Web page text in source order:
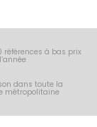
famille.
références à bas prix
dans toute la
métropolitaine